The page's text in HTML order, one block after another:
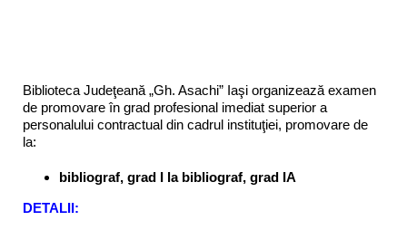
Biblioteca Judeţeană „Gh. Asachi” Iaşi organizează examen
de promovare în grad profesional imediat superior a
personalului contractual din cadrul instituţiei, promovare de
la:
bibliograf, grad I la bibliograf, grad IA
DETALII: